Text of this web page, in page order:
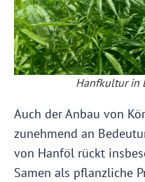
Hanfkultur in
Auch der Anbau von
zunehmend an
von Hanföl rückt
Samen als pflanzliche